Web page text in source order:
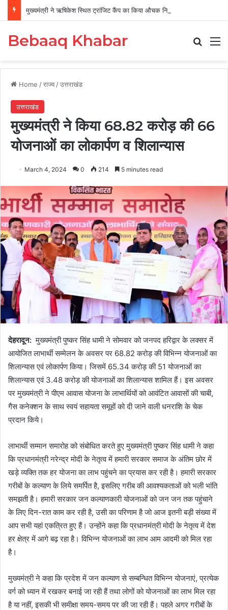
मुख्यमंत्री ने ऋषिकेश स्थित ट्रांजिट कैंप का किया औचक निरीक्षण
Bebaaq Khabar
Home /राज्य /उत्तराखंड
उत्तराखंड
मुख्यमंत्री ने किया 68.82 करोड़ की 66
योजनाओं का लोकार्पण व शिलान्यास
March 4, 2024 0 214 5 minutes read
देहरादून: मुख्यमंत्री पुष्कर सिंह धामी ने सोमवार को जनपद हरिद्वार के लक्सर में
आयोजित लाभार्थी सम्मेलन के अवसर पर 68.82 करोड़ की विभिन्न योजनाओं का
शिलान्यास एवं लोकार्पण किया। जिसमें 65.34 करोड़ की 51 योजनाओं का
शिलान्यास एवं 3.48 करोड़ की योजनाओं का शिलान्यास शामिल हैं। इस अवसर
पर मुख्यमंत्री ने पीएम आवास योजना के लाभार्थियों को आवंटित आवासों की चाबी,
गैस कनेक्शन के साथ स्वयं सहायता समूहों को दी जाने वाली धनराशि के चेक
प्रदान किये।
लाभार्थी सम्मान समारोह को संबोधित करते हुए मुख्यमंत्री पुष्कर सिंह धामी ने कहा
कि प्रधानमंत्री नरेन्द्र मोदी के नेतृत्व में हमारी सरकार समाज के अंतिम छोर में
खड़े व्यक्ति तक हर योजना का लाभ पहुंचने का प्रयास कर रही है। हमारी सरकार
गरीबों के कल्याण के लिये समर्पित है, इसलिए गरीब की आवश्यकताओं को भली भांति
समझती है। हमारी सरकार जन कल्याणकारी योजनाओं को जन जन तक पहुंचाने
के लिए दिन-रात काम कर रही है, उसी का परिणाम है जो आज इतनी बड़ी संख्या में
आप सभी यहां एकत्रित हुए हैं। उन्होंने कहा कि प्रधानमंत्री मोदी के नेतृत्व में देश
हर क्षेत्र में आगे बढ़ रहा है। विभिन्न योजनाओं का लाभ आम आदमी को मिल रहा
है।
मुख्यमंत्री ने कहा कि प्रदेश में जन कल्याण से सम्बन्धित विभिन्न योजनाएं, प्रत्येक
वर्ग को ध्यान में रखकर बनाई जा रही हैं तथा लोगों को योजनाओं का लाभ मिल रहा
है या नहीं, इसकी भी समीक्षा समय-समय पर की जा रही हैं। पहले अगर गरीबों के